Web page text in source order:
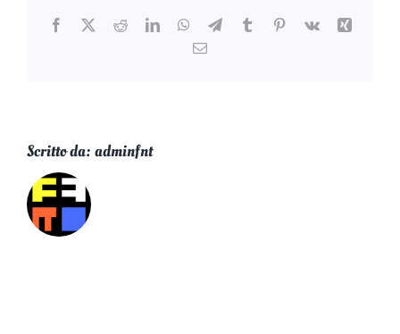
Facebook
X RedditLinkedInWhatsApp
TelegramTumblrPinterest
Vk
Xing
Email
Scritto da: adminfnt